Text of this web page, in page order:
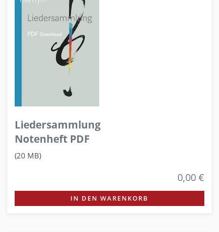
Liedersammlung
Notenheft PDF
(20 MB)
0,00 €
IN DEN WARENKORB